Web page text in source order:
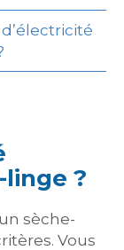
?
sèche-
Vous